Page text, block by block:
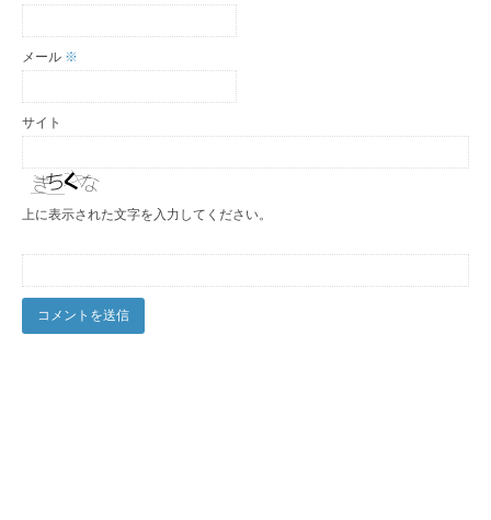
メール ※
サイト
上に表示された文字を入力してください。